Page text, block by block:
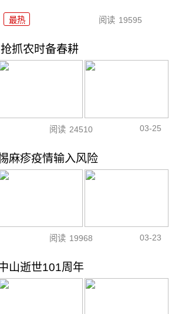
最热 阅读 19595
抓农时备春耕
阅读 24510 03-25
麻疹疫情输入风险
阅读 19968 03-23
山逝世101周年